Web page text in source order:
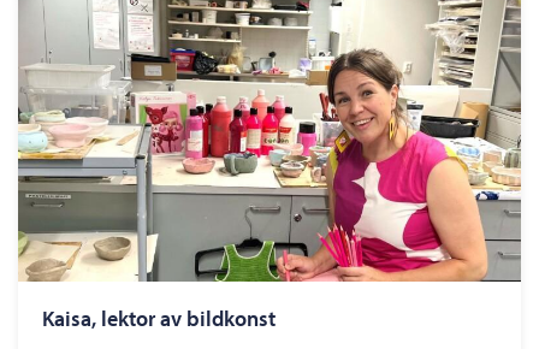
Kaisa, lektor av bildkonst